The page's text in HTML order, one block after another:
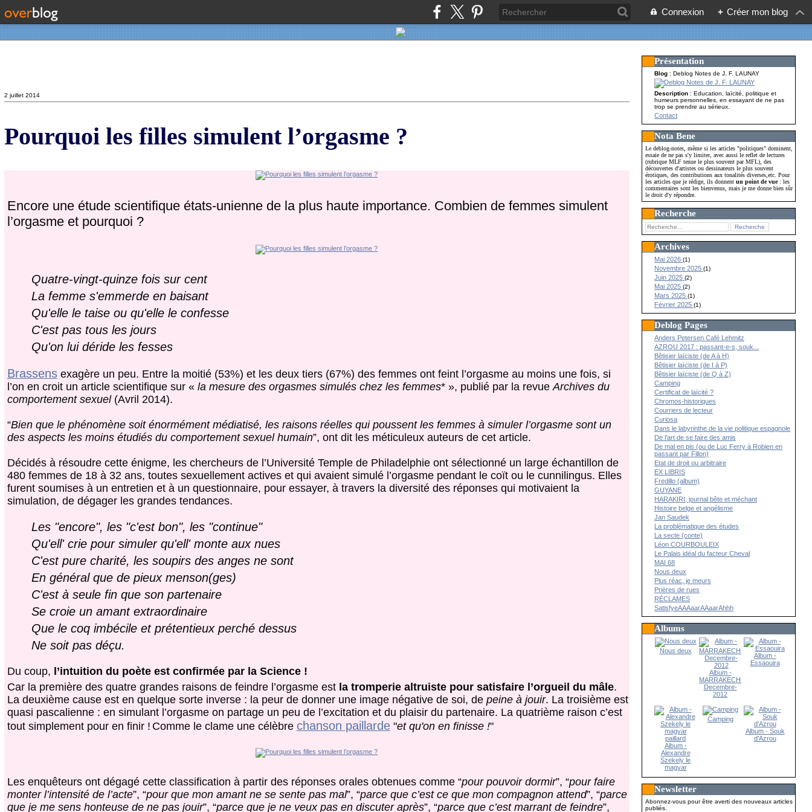
Connexion + Créer mon blog
2 juillet 2014
Pourquoi les filles simulent l’orgasme ?
Encore une étude scientifique états-unienne de la plus haute importance. Combien de femmes simulent
l’orgasme et pourquoi ?
Quatre-vingt-quinze fois sur cent
La femme s'emmerde en baisant
Qu'elle le taise ou qu'elle le confesse
C'est pas tous les jours
Qu'on lui déride les fesses
Brassensexagère un peu. Entre la moitié (53%) et les deux tiers (67%) des femmes ont feint l’orgasme au moins une fois, si
l’on en croit un article scientifique sur « la mesure des orgasmes simulés chez les femmes* », publié par la revueArchives du
comportement sexuel(Avril 2014).
“Bien que le phénomène soit énormément médiatisé, les raisons réelles qui poussent les femmes à simuler l’orgasme sont un
des aspects les moins étudiés du comportement sexuel humain”, ont dit les méticuleux auteurs de cet article.
Décidés à résoudre cette énigme, les chercheurs de l’Université Temple de Philadelphie ont sélectionné un large échantillon de
480 femmes de 18 à 32 ans, toutes sexuellement actives et qui avaient simulé l’orgasme pendant le coït ou le cunnilingus. Elles
furent soumises à un entretien et à un questionnaire, pour essayer, à travers la diversité des réponses qui motivaient la
simulation, de dégager les grandes tendances.
Les "encore", les "c'est bon", les "continue"
Qu'ell' crie pour simuler qu'ell' monte aux nues
C'est pure charité, les soupirs des anges ne sont
En général que de pieux menson(ges)
C'est à seule fin que son partenaire
Se croie un amant extraordinaire
Que le coq imbécile et prétentieux perché dessus
Ne soit pas déçu.
Du coup, l’intuition du poète est confirmée par la Science !
Car la première des quatre grandes raisons de feindre l’orgasme estla tromperie altruiste pour satisfaire l’orgueil du mâle.
La deuxième cause est en quelque sorte inverse : la peur de donner une image négative de soi, de peine à jouir. La troisième est
quasi pascalienne : en simulant l’orgasme on partage un peu de l’excitation et du plaisir du partenaire. La quatrième raison c’est
tout simplement pour en finir ! Comme le clame une célèbre chanson paillarde"et qu'on en finisse !"
Les enquêteurs ont dégagé cette classification à partir des réponses orales obtenues comme “pour pouvoir dormir”, “pour faire
monter l’intensité de l’acte”, “pour que mon amant ne se sente pas mal”, “parce que c’est ce que mon compagnon attend”, “parce
que je me sens honteuse de ne pas jouir”, “parce que je ne veux pas en discuter après”, “parce que c’est marrant de feindre”,
Présentation
Blog : Deblog Notes de J. F. LAUNAY
Description: Education, laïcité, politique et
humeurs personnelles, en essayant de ne pas
trop se prendre au sérieux.
Contact
Nota Bene
Le deblog-notes, même si les articles "politiques" dominent,
essaie de ne pas s'y limiter, avec aussi le reflet de lectures
(rubrique MLF tenue le plus souvent par MFL), des
découvertes d'artistes ou dessinateurs le plus souvent
érotiques, des contributions aux tonalités diverses,etc. Pour
les articles que je rédige, ils donnentun point de vue: les
commentaires sont les bienvenus, mais je me donne bien sûr
le droit d'y répondre.
Recherche
Archives
Mai 2026(1)
Novembre 2025(1)
Juin 2025(2)
Mai 2025(2)
Mars 2025(1)
Février 2025(1)
Deblog Pages
Anders Petersen Café Lehmitz
AZROU 2017 : passant-e-s, souk...
Bêtisier laïciste (de A à H)
Bêtisier laïciste (de I à P)
Bêtisier laïciste (de Q à Z)
Camping
Certificat de laïcité ?
Chromos-historiques
Courriers de lecteur
Curiosa
Dans le labyrinthe de la vie politique espagnole
De l’art de se faire des amis
De mal en pis (ou de Luc Ferry à Robien en
passant par Fillon)
Etat de droit ou arbitraire
EX LIBRIS
Fredillo (album)
GUYANE
HARAKIRI, journal bête et méchant
Histoire belge et angélisme
Jan Saudek
La problématique des études
La secte (conte)
Léon COURBOULEIX
Le Palais idéal du facteur Cheval
MAI 68
Nous deux
Plus réac, je meurs
Prières de rues
RÉCLAMES
SatisfyeAAAaarAAaarAhhh
Albums
Nous deux
Album -
MARRAKECH-
Decembre-
2012
Album -
Essaouira
Album -
Alexandre
Szekely le
magyar
Camping
Album - Souk
d'Azrou
Newsletter
Abonnez-vous pour être averti des nouveaux articles
publiés.